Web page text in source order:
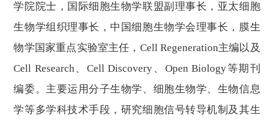
学院院士，国际细胞生物学联盟副理事长，亚太细胞
生物学组织理事长，中国细胞生物学会理事长，膜生
物学国家重点实验室主任， Cell Regeneration主编以及
Cell Research、Cell Discovery、Open Biology等期刊
编委。主要运用分子生物学、细胞生物学、生物信息
学等多学科技术手段，研究细胞信号转导机制及其生